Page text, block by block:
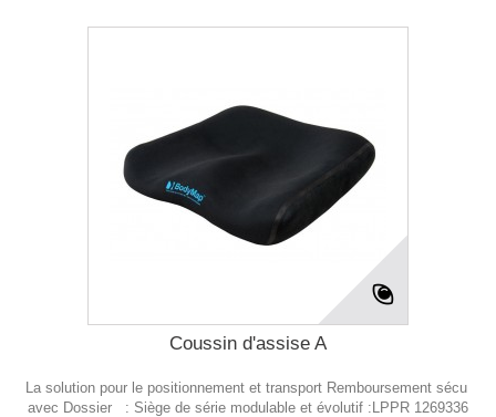
Coussin d'assise A
La solution pour le positionnement et transport Remboursement sécu
avec Dossier : Siège de série modulable et évolutif :LPPR 1269336